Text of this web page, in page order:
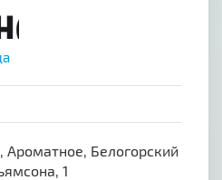
Ароматное, Белогорский
1